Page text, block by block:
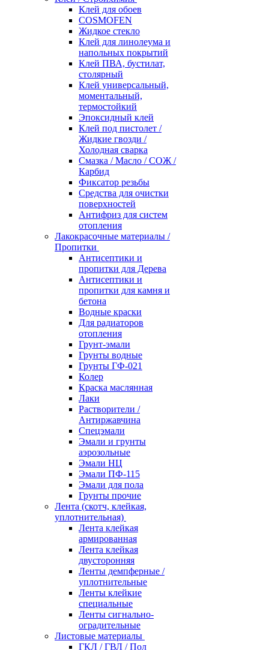
Клей для обоев
COSMOFEN
Жидкое стекло
Клей для линолеума и
напольных покрытий
Клей ПВА, бустилат,
столярный
Клей универсальный,
моментальный,
термостойкий
Эпоксидный клей
Клей под пистолет /
Жидкие гвозди /
Холодная сварка
Смазка / Масло / СОЖ /
Карбид
Фиксатор резьбы
Средства для очистки
поверхностей
Антифриз для систем
отопления
Лакокрасочные материалы /
Пропитки
Антисептики и
пропитки для Дерева
Антисептики и
пропитки для камня и
бетона
Водные краски
Для радиаторов
отопления
Грунт-эмали
Грунты водные
Грунты ГФ-021
Колер
Краска маслянная
Лаки
Растворители /
Антиржавчина
Спецэмали
Эмали и грунты
аэрозольные
Эмали НЦ
Эмали ПФ-115
Эмали для пола
Грунты прочие
Лента (скотч, клейкая,
уплотнительная)
Лента клейкая
армированная
Лента клейкая
двусторонняя
Ленты демпферные /
уплотнительные
Ленты клейкие
специальные
Ленты сигнально-
оградительные
Листовые материалы
ГКЛ / ГВЛ / Пол